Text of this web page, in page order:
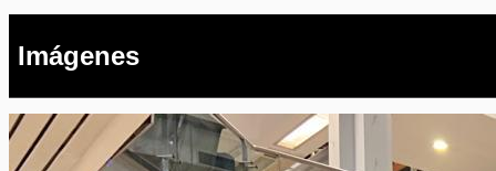
Imágenes